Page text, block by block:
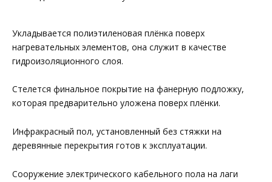
Укладывается полиэтиленовая плёнка поверх
нагревательных элементов, она служит в качестве
гидроизоляционного слоя.
Стелется финальное покрытие на фанерную подложку,
которая предварительно уложена поверх плёнки.
Инфракрасный пол, установленный без стяжки на
деревянные перекрытия готов к эксплуатации.
Сооружение электрического кабельного пола на лаги